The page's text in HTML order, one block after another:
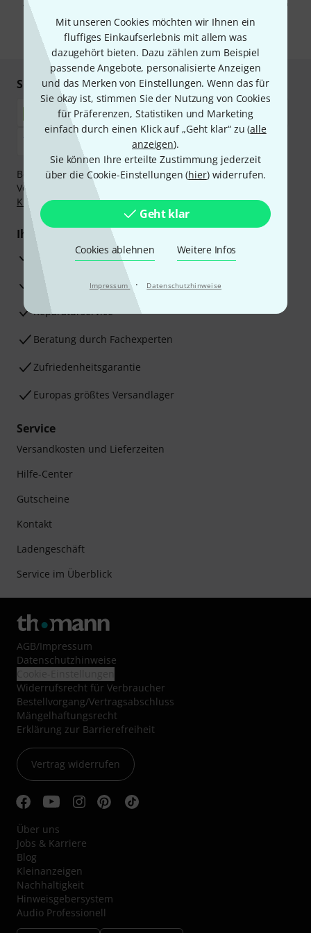
Mit unseren Cookies möchten wir Ihnen ein
fluffiges Einkaufserlebnis mit allem was
dazugehört bieten. Dazu zählen zum Beispiel
passende Angebote, personalisierte Anzeigen
und das Merken von Einstellungen. Wenn das für
Sie okay ist, stimmen Sie der Nutzung von Cookies
für Präferenzen, Statistiken und Marketing
einfach durch einen Klick auf „Geht klar“ zu (alle
anzeigen).
Sie können Ihre erteilte Zustimmung jederzeit
über die Cookie-Einstellungen (hier) widerrufen.
Geht klar
Cookies ablehnen Weitere Infos
Impressum · Datenschutzhinweise
Abmeldung ist jederzeit möglich. Weitere Informationen finden Sie in
* Pflichtfeld
Sicher einkaufen & bezahlen
Bezahlen Sie vertraulich und sicher per Nachnahme,
Vorkasse, PayPal, Amazon Pay,
Klarna Ratenzahlungoder Kreditkarte.
Ihre Vorteile
3 Jahre Thomann Garantie
30 Tage Money-Back-Garantie
Reparaturservice
Beratung durch Fachexperten
Zufriedenheitsgarantie
Europas größtes Versandlager
Service
Versandkosten und Lieferzeiten
Hilfe-Center
Gutscheine
Kontakt
Ladengeschäft
Service im Überblick
AGB/Impressum
Datenschutzhinweise
Widerrufsrecht für Verbraucher
Bestellvorgang/Vertragsabschluss
Mängelhaftungsrecht
Erklärung zur Barrierefreiheit
Vertrag widerrufen
Über uns
Jobs & Karriere
Blog
Kleinanzeigen
Nachhaltigkeit
Hinweisgebersystem
Audio Professionell